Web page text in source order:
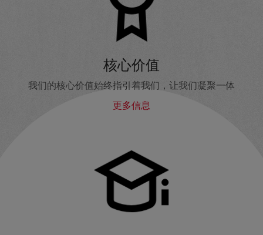
核心价值
我们的核心价值始终指引着我们，让我们凝聚一体
更多信息